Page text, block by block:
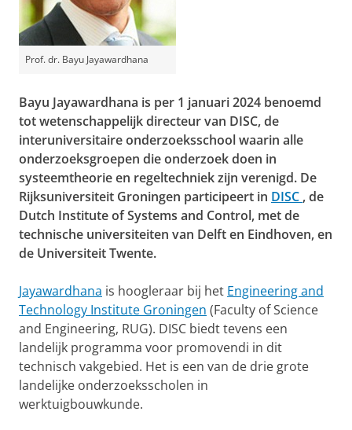
Prof. dr. Bayu Jayawardhana
Bayu Jayawardhana is per 1 januari 2024 benoemd
tot wetenschappelijk directeur van DISC, de
interuniversitaire onderzoeksschool waarin alle
onderzoeksgroepen die onderzoek doen in
systeemtheorie en regeltechniek zijn verenigd. De
Rijksuniversiteit Groningen participeert in DISC , de
Dutch Institute of Systems and Control, met de
technische universiteiten van Delft en Eindhoven, en
de Universiteit Twente.
Jayawardhana is hoogleraar bij het Engineering and
Technology Institute Groningen (Faculty of Science
and Engineering, RUG). DISC biedt tevens een
landelijk programma voor promovendi in dit
technisch vakgebied. Het is een van de drie grote
landelijke onderzoeksscholen in
werktuigbouwkunde.